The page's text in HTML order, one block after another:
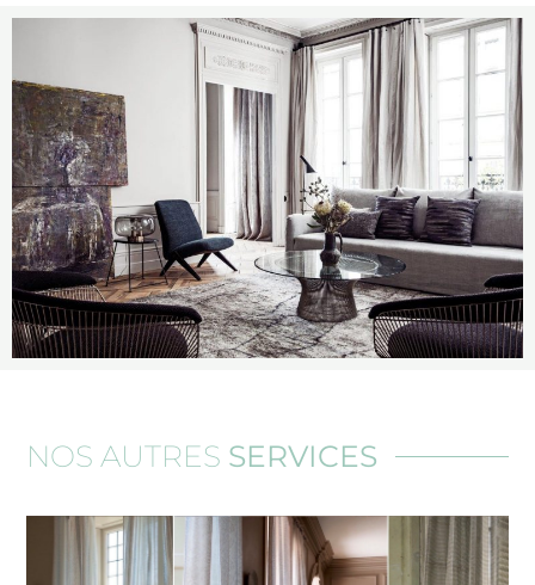
NOS AUTRES SERVICES